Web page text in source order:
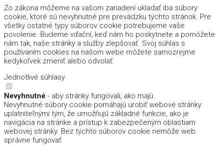
Zo zákona môžeme na vašom zariadení ukladať iba súbory
cookie, ktoré sú nevyhnutné pre prevádzku týchto stránok. Pre
všetky ostatné typy súborov cookie potrebujeme vaše
povolenie. Budeme vďační, keď nám ho poskytnete a pomôžete
nám tak, naše stránky a služby zlepšovať. Svoj súhlas s
používaním cookies na našom webe môžete samozrejme
kedykoľvek zmeniť alebo odvolať.
Jednotlivé súhlasy
Nevyhnutné - aby stránky fungovali, ako majú.
Nevyhnutné súbory cookie pomáhajú urobiť webové stránky
uplatniteľnými tým, že umožňujú základné funkcie, ako je
navigácia na stránke a prístup k zabezpečeným oblastiam
webovej stránky. Bez týchto súborov cookie nemôže web
správne fungovať.